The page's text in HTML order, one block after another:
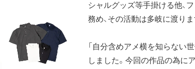
シャルグッズ等手掛ける他、
務め、その活動は多岐に渡りま
「自分含めアメ横を知らない
しました。今回の作品の為に